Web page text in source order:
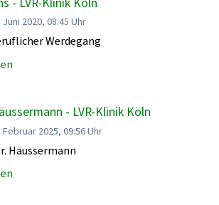
2020, 08:45 Uhr
Werdegang
- LVR-Klinik Köln
2025, 09:56 Uhr
Häussermann